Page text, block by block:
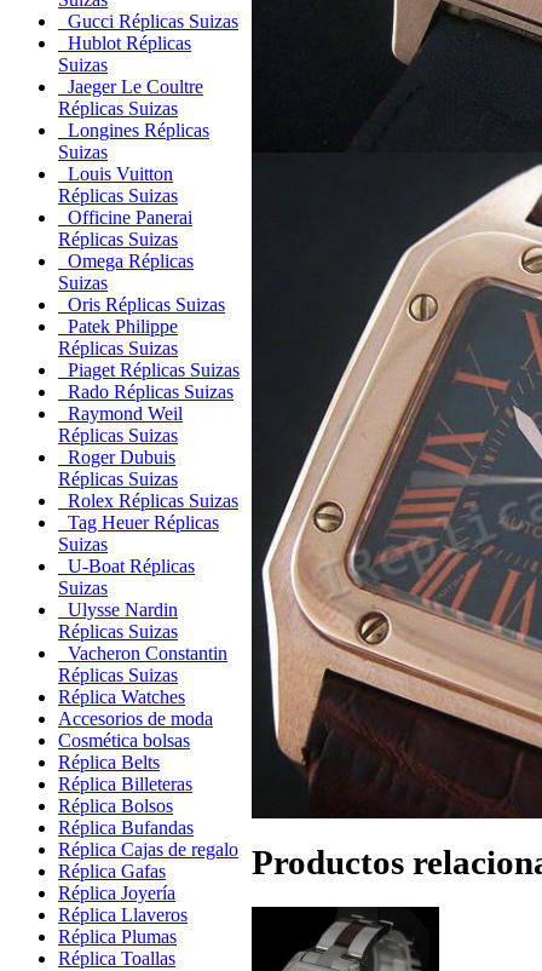
Gucci Réplicas Suizas
Hublot Réplicas
Suizas
Jaeger Le Coultre
Réplicas Suizas
Longines Réplicas
Suizas
Louis Vuitton
Réplicas Suizas
Officine Panerai
Réplicas Suizas
Omega Réplicas
Suizas
Oris Réplicas Suizas
Patek Philippe
Réplicas Suizas
Piaget Réplicas Suizas
Rado Réplicas Suizas
Raymond Weil
Réplicas Suizas
Roger Dubuis
Réplicas Suizas
Rolex Réplicas Suizas
Tag Heuer Réplicas
Suizas
U-Boat Réplicas
Suizas
Ulysse Nardin
Réplicas Suizas
Vacheron Constantin
Réplicas Suizas
Réplica Watches
Accesorios de moda
Cosmética bolsas
Réplica Belts
Réplica Billeteras
Réplica Bolsos
Réplica Bufandas
Réplica Cajas de regalo
Réplica Gafas
Réplica Joyería
Réplica Llaveros
Réplica Plumas
Réplica Toallas
Productos